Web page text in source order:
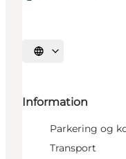
Vælg sprog
Information
Parkering og
Transport